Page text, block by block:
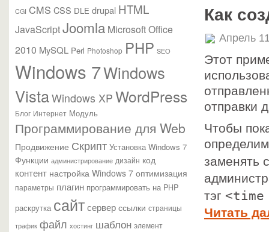
CGI CMS CSS DLE drupal HTML
JavaScriptJoomla Microsoft Office
2010 MySQL Perl Photoshop PHP SEO
Windows 7Windows
VistaWindows XP WordPress
Блог Интернет Модуль
Программирование для Web
Продвижение Скрипт Установка Windows 7
Функции администрирование дизайн код
контент настройка Windows 7 оптимизация
параметры плагин программировать на PHP
раскрутка сайтсервер ссылки страницы
трафик файл хостинг шаблон элемент
Как
Апрель
Этот
отправки
Чтобы
заменять
тэг
Читать